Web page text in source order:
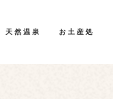
天然温泉 お土産処